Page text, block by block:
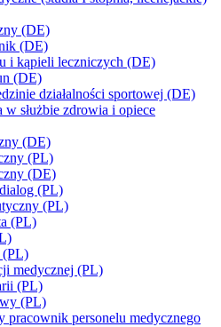
(DE)
(DE)
i kąpieli leczniczych (DE)
(DE)
działalności sportowej (DE)
w służbie zdrowia i opiece
(DE)
(PL)
(DE)
(PL)
(PL)
(PL)
(PL)
medycznej (PL)
(PL)
(PL)
personelu medycznego